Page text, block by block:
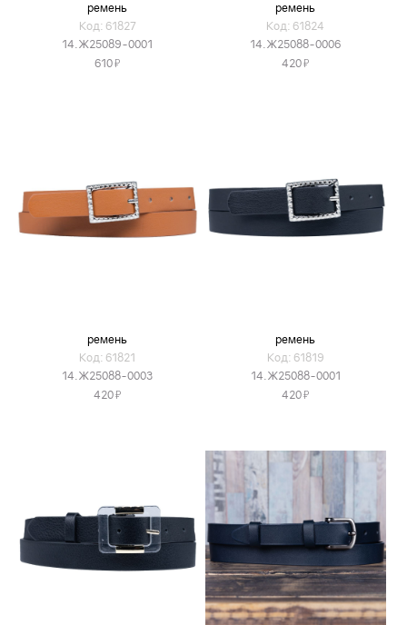
ремень
Код: 61827
14.Ж25089-0001
610Я
ремень
Код: 61824
14.Ж25088-0006
420Я
ремень
Код: 61821
14.Ж25088-0003
420Я
ремень
Код: 61819
14.Ж25088-0001
420Я